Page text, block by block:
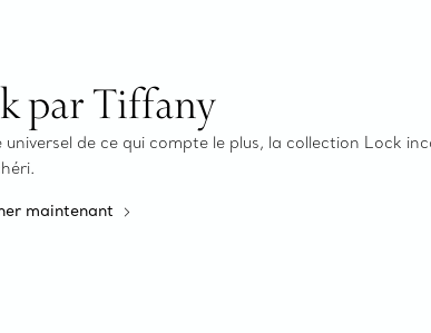
par Tiffany
universel de ce qui compte le plus, la collection Lock
maintenant